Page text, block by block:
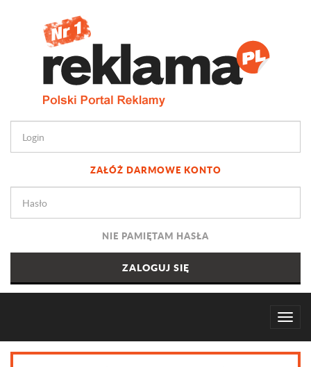
ZAŁÓŻ DARMOWE KONTO
NIE PAMIĘTAM HASŁA